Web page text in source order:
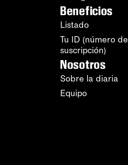
Beneficios
Listado
Tu ID (número de
suscripción)
Nosotros
Sobre la diaria
Equipo